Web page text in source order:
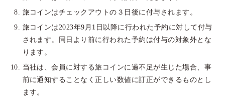
旅コインはチェックアウトの３日後に付与されます。
旅コインは2023年9月1日以降に行われた予約に対して付与
されます。同日より前に行われた予約は付与の対象外とな
ります。
当社は、会員に対する旅コインに過不足が生じた場合、事
前に通知することなく正しい数値に訂正ができるものとし
ます。